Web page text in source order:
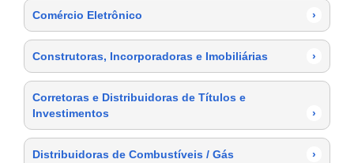
Comércio Eletrônico ›
Construtoras, Incorporadoras e Imobiliárias ›
Corretoras e Distribuidoras de Títulos e
Investimentos
›
Distribuidoras de Combustíveis / Gás ›